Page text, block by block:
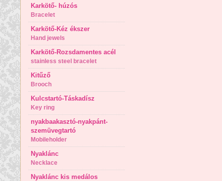
Karkötő- húzós
Bracelet
Karkötő-Kéz ékszer
Hand jewels
Karkötő-Rozsdamentes acél
stainless steel bracelet
Kitűző
Brooch
Kulcstartó-Táskadísz
Key ring
nyakbaakasztó-nyakpánt-
szemüvegtartó
Mobileholder
Nyaklánc
Necklace
Nyaklánc kis medálos